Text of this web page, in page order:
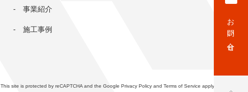
お問い合せ
事業紹介
施工事例
This site is protected by reCAPTCHA and the Google Privacy Policyand Terms of Service apply.